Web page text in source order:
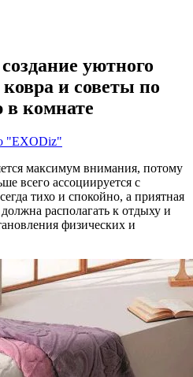
уютного
и советы по
в комнате
"EXODiz"
максимум внимания, потому
всего ассоциируется с
тихо и спокойно, а приятная
располагать к отдыху и
физических и